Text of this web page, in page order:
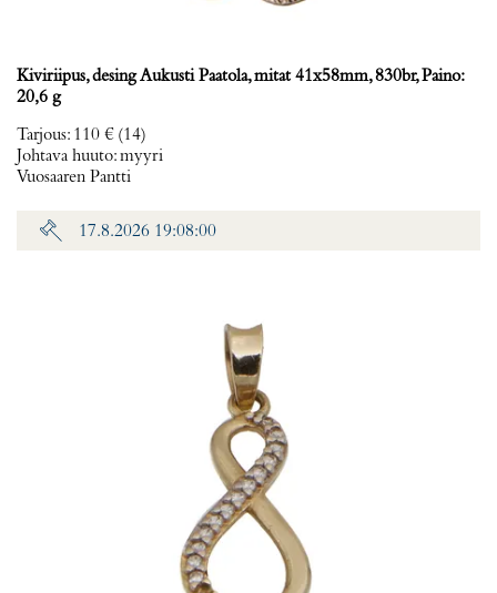
Kiviriipus, desing Aukusti Paatola, mitat 41x58mm, 830br, Paino:
20,6 g
Tarjous: 110 € (14)
Johtava huuto:myyri
Vuosaaren Pantti
17.8.2026 19:08:00